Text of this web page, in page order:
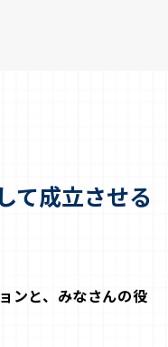
て成立させる
ンと、みなさんの役